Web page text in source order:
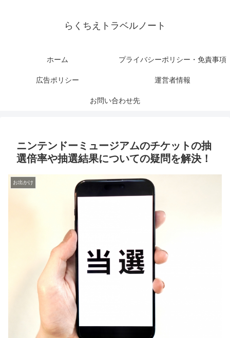
らくちえトラベルノート
ホーム プライバシーポリシー・免責事項
広告ポリシー 運営者情報
お問い合わせ先
ニンテンドーミュージアムのチケットの抽
選倍率や抽選結果についての疑問を解決！
お出かけ